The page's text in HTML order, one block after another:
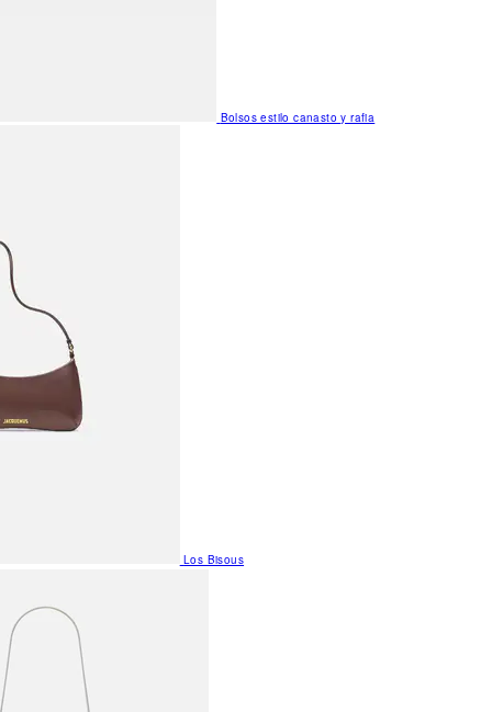
Bolsos estilo canasto y rafia
Los Bisous